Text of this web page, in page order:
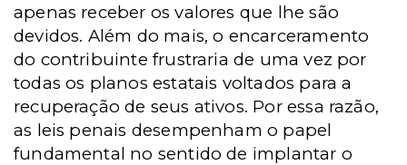
apenas receber os valores que lhe são
devidos. Além do mais, o encarceramento
do contribuinte frustraria de uma vez por
todas os planos estatais voltados para a
recuperação de seus ativos. Por essa razão,
as leis penais desempenham o papel
fundamental no sentido de implantar o